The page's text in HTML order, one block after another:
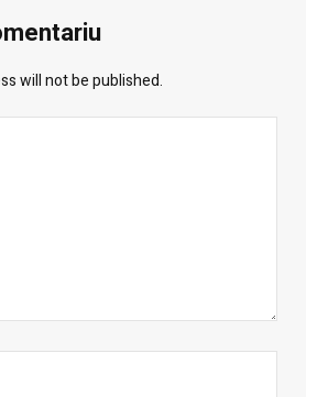
will not be published.